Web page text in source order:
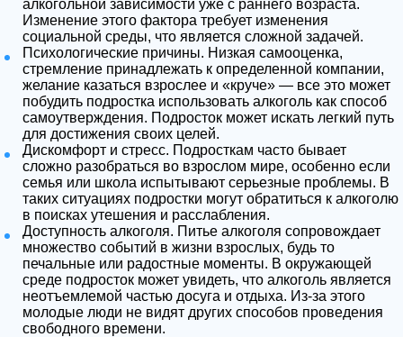
алкогольной зависимости уже с раннего возраста.
Изменение этого фактора требует изменения
социальной среды, что является сложной задачей.
Психологические причины. Низкая самооценка,
стремление принадлежать к определенной компании,
желание казаться взрослее и «круче» — все это может
побудить подростка использовать алкоголь как способ
самоутверждения. Подросток может искать легкий путь
для достижения своих целей.
Дискомфорт и стресс. Подросткам часто бывает
сложно разобраться во взрослом мире, особенно если
семья или школа испытывают серьезные проблемы. В
таких ситуациях подростки могут обратиться к алкоголю
в поисках утешения и расслабления.
Доступность алкоголя. Питье алкоголя сопровождает
множество событий в жизни взрослых, будь то
печальные или радостные моменты. В окружающей
среде подросток может увидеть, что алкоголь является
неотъемлемой частью досуга и отдыха. Из-за этого
молодые люди не видят других способов проведения
свободного времени.